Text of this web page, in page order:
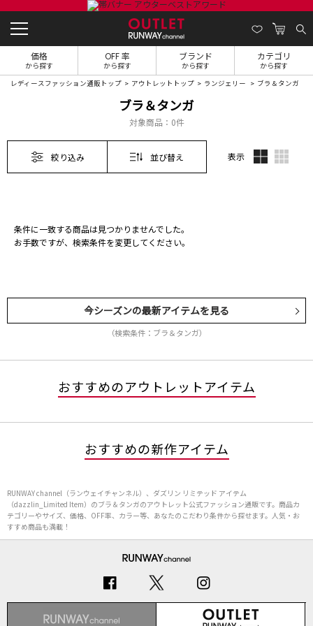
価格
から探す
OFF 率
から探す
ブランド
から探す
カテゴリ
から探す
レディースファッション通販トップ アウトレットトップ ランジェリー ブラ＆タンガ
ブラ＆タンガ
対象商品： 0件
絞り込み 並び替え 表示
条件に一致する商品は見つかりませんでした。
お手数ですが、検索条件を変更してください。
今シーズンの最新アイテムを見る
（検索条件：ブラ＆タンガ）
おすすめのアウトレットアイテム
おすすめの新作アイテム
RUNWAY channel（ランウェイチャンネル）、ダズリン リミテッド アイテム
（dazzlin_Limited Item）のブラ＆タンガのアウトレット公式ファッション通販です。商品カ
テゴリーやサイズ、価格、OFF率、カラー等、あなたのこだわり条件から探せます。人気・お
すすめ商品も満載！